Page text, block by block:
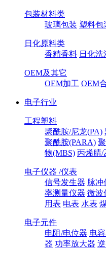
包装材料类
玻璃包装 塑料包
日化原料类
香精香料 日化洗
OEM及其它
OEM加工 OEM
电子行业
工程塑料
聚酰胺/尼龙(PA)
聚酰胺(PARA)
物(MBS) 丙烯腈/
电子仪器 /仪表
信号发生器 脉冲
率测量仪器 微波
用表 电表 水表
电子元件
电阻/电位器 电
器 功率放大器